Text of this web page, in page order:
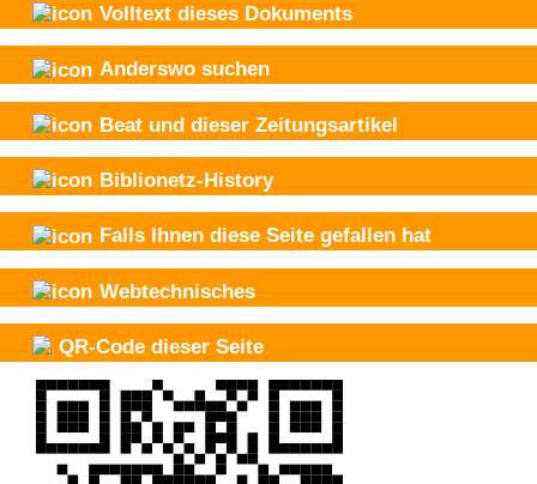
Volltext dieses Dokuments
Anderswo suchen
Beat und dieser Zeitungsartikel
Biblionetz-History
Falls Ihnen diese Seite gefallen hat
Webtechnisches
QR-Code dieser Seite